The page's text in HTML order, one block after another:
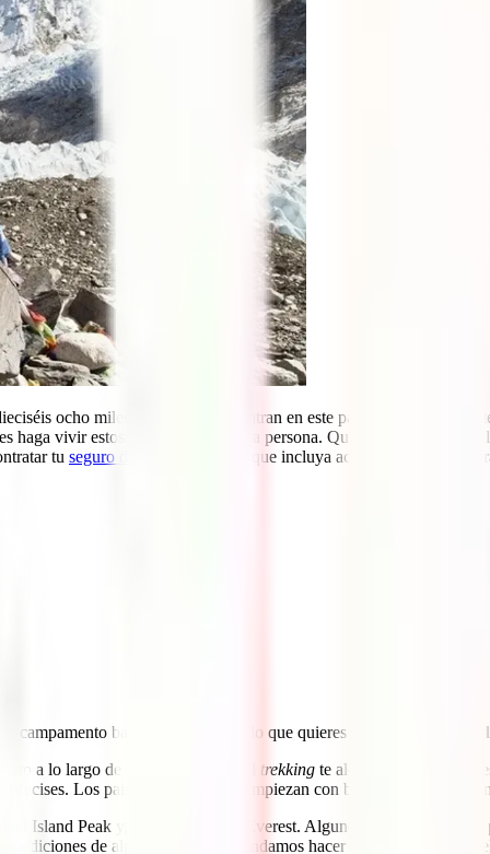
ocho miles los que se encuentran en este país. Es tal el
haga vivir estos paisajes en primera persona. Queremos contarte
tu seguro de viaje y trekking que incluya actividades de
campamento base del Everest. Si lo que quieres es
estar a los pies
a lo largo de 15 días. Durante el trekking te alojarás en
Los paisajes en esta ruta empiezan con bosques verdes y
el Island Peak y, por supuesto, el Everest. Alguno de los puntos
de alpinistas, te recomendamos hacer el
durante